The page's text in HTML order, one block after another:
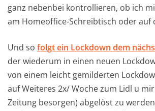
ganz nebenbei kontrollieren, ob ich
am Homeoffice-Schreibtisch oder auf
Und so folgt ein Lockdown dem
der wiederum in einen neuen
von einem leicht gemilderten
auf Weiteres 2x/ Woche zum Lidl u
Zeitung besorgen) abgelöst zu